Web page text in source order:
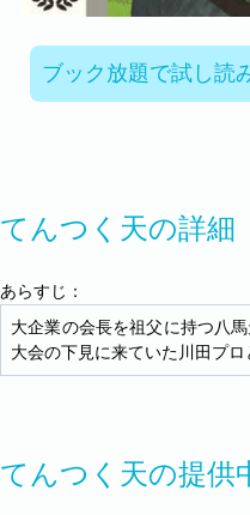
ブック放題で試し読
てんつく天の詳細
あらすじ：
大企業の会長を祖父に持つ八
大会の下見に来ていた川田プ
てんつく天の提供